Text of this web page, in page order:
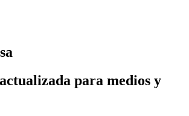
para medios y